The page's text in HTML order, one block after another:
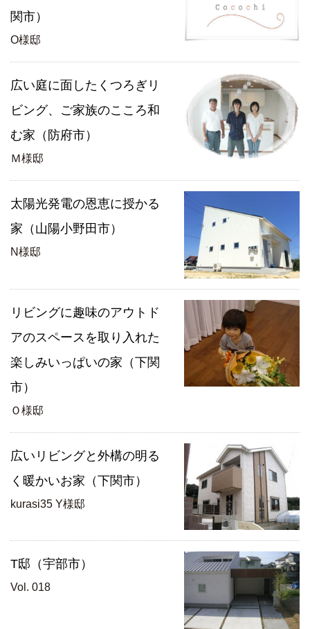
関市）
O様邸
広い庭に面したくつろぎリ
ビング、ご家族のこころ和
む家（防府市）
Ｍ様邸
太陽光発電の恩恵に授かる
家（山陽小野田市）
N様邸
リビングに趣味のアウトド
アのスペースを取り入れた
楽しみいっぱいの家（下関
市）
Ｏ様邸
広いリビングと外構の明る
く暖かいお家（下関市）
kurasi35 Y様邸
T邸（宇部市）
Vol. 018